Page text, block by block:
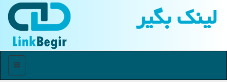
لینك بگیر
منو